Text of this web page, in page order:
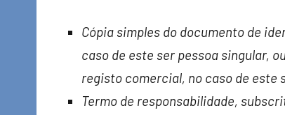
Cópia simples do documento de
caso de este ser pessoa singular,
registo comercial, no caso de este
Termo de responsabilidade,